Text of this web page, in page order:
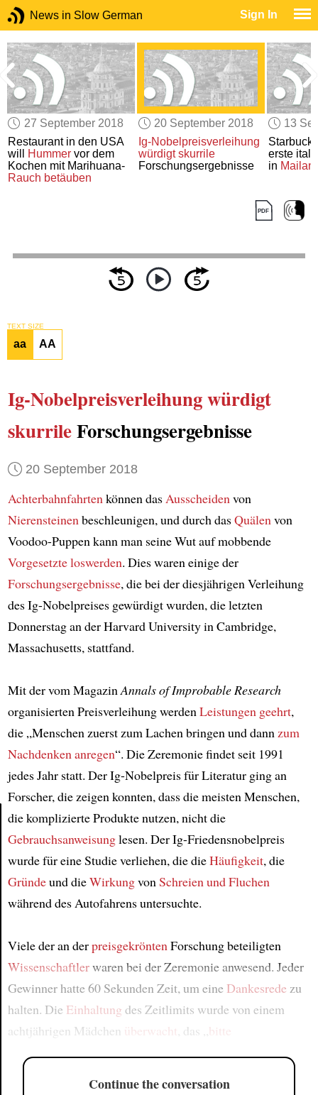
News in Slow German Sign In
27 September 2018
Restaurant in den USA
will Hummer vor dem
Kochen mit Marihuana-
Rauch betäuben
20 September 2018
Ig-Nobelpreisverleihung
würdigt skurrile
Forschungsergebnisse
13
erste
in
Article
TEXT SIZE
aa AA
Ig-Nobelpreisverleihungwürdigt
skurrileForschungsergebnisse
20 September 2018
Achterbahnfahrtenkönnen dasAusscheidenvon
Nierensteinenbeschleunigen, und durch dasQuälenvon
Voodoo-Puppen kann man seine Wut auf mobbende
Vorgesetzteloswerden. Dies waren einige der
Forschungsergebnisse, die bei der diesjährigen Verleihung
des Ig-Nobelpreises gewürdigt wurden, die letzten
Donnerstag an der Harvard University in Cambridge,
Massachusetts, stattfand.
Mit der vom MagazinAnnals of Improbable Research
organisierten Preisverleihung werdenLeistungen geehrt,
die „Menschen zuerst zum Lachen bringen und dannzum
Nachdenken anregen“. Die Zeremonie findet seit 1991
jedes Jahr statt. Der Ig-Nobelpreis für Literatur ging an
Forscher, die zeigen konnten, dass die meisten Menschen,
die komplizierte Produkte nutzen, nicht die
Gebrauchsanweisunglesen. Der Ig-Friedensnobelpreis
wurde für eine Studie verliehen, die dieHäufigkeit, die
Gründeund dieWirkungvonSchreien und Fluchen
während des Autofahrens untersuchte.
Viele der an derpreisgekröntenForschung beteiligten
Wissenschaftlerwaren bei der Zeremonie anwesend. Jeder
Gewinner hatte 60 Sekunden Zeit, um eineDankesredezu
halten. Die Einhaltung des Zeitlimits wurde von einem
achtjährigen Mädchen überwacht , das „ bitte
Continue the conversation